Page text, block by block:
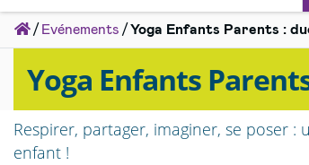
Accueil
Evénements Yoga Enfants Parents :
Yoga Enfants
Respirer, partager, imaginer, se poser
enfant !